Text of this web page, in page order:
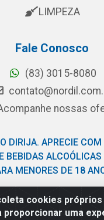
cookies próprios
uma
LIMPEZA
Fale Conosco
(83) 3015-8080
nossas
DIRIJA. APRECIE
BEBIDAS ALCOÓLICAS
MENORES DE 18
- Avenida Liberdade,